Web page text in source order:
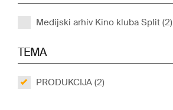
Medijski arhiv Kino kluba Split (2)
TEMA
PRODUKCIJA (2)